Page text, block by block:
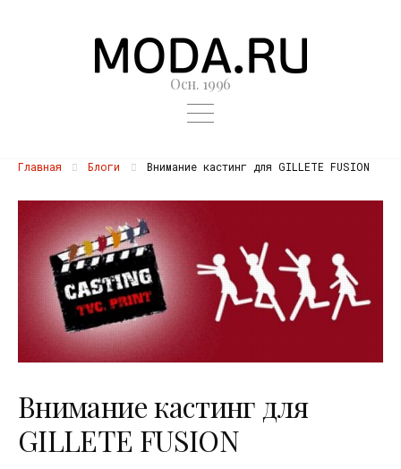
Осн. 1996
Главная Блоги Внимание кастинг для GILLETE FUSION
Внимание кастинг для
GILLETE FUSION